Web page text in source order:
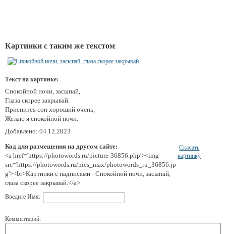
Картинки с таким же текстом:
Текст на картинке:
Спокойной ночи, засыпай,
Глаза скорее закрывай.
Приснится сон хороший очень,
Желаю я спокойной ночи.
Добавлено: 04.12.2023
Код для размещения на другом сайте:
<a href='https://photowords.ru/picture-36856.php'><img
src='https://photowords.ru/pics_max/photowords_ru_36856.jp
g'><br>Картинки с надписями - Спокойной ночи, засыпай,
глаза скорее закрывай.</a>
Скачать
картинку
Введите Имя:
Комментарий: